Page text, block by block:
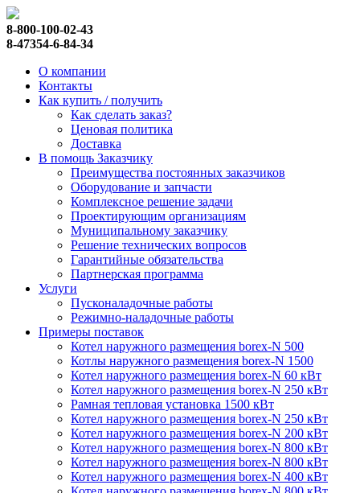
8-800-100-02-43
8-47354-6-84-34
О компании
Контакты
Как купить / получить
Как сделать заказ?
Ценовая политика
Доставка
В помощь Заказчику
Преимущества постоянных заказчиков
Оборудование и запчасти
Комплексное решение задачи
Проектирующим организациям
Муниципальному заказчику
Решение технических вопросов
Гарантийные обязательства
Партнерская программа
Услуги
Пусконаладочные работы
Режимно-наладочные работы
Примеры поставок
Котел наружного размещения borex-N 500
Котлы наружного размещения borex-N 1500
Котел наружного размещения borex-N 60 кВт
Котел наружного размещения borex-N 250 кВт
Рамная тепловая установка 1500 кВт
Котел наружного размещения borex-N 250 кВт
Котел наружного размещения borex-N 200 кВт
Котел наружного размещения borex-N 800 кВт
Котел наружного размещения borex-N 800 кВт
Котел наружного размещения borex-N 400 кВт